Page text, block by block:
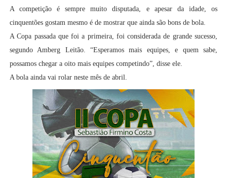
A competição é sempre muito disputada, e apesar da idade, os
cinquentões gostam mesmo é de mostrar que ainda são bons de bola.
A Copa passada que foi a primeira, foi considerada de grande sucesso,
segundo Amberg Leitão. “Esperamos mais equipes, e quem sabe,
possamos chegar a oito mais equipes competindo”, disse ele.
A bola ainda vai rolar neste mês de abril.